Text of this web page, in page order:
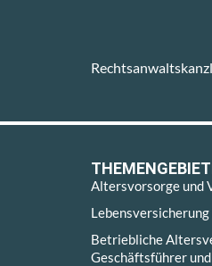
Altersvorsorge und
Betriebliche
Geschäftsführer